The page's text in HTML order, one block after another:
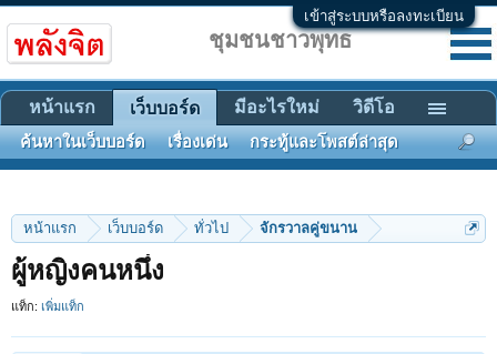
เข้าสู่ระบบหรือลงทะเบียน
หน้าแรก เว็บบอร์ด ทั่วไป จักรวาลคู่ขนาน
ผู้หญิงคนหนึ่ง
แท็ก: เพิ่มแท็ก
ชุมชนชาวพุทธ
หน้าแรก เว็บบอร์ด
ค้นหาในเว็บบอร์ด เรื่องเด่น กระทู้และโพสต์ล่าสุด
มีอะไรใหม่ วิดีโอ